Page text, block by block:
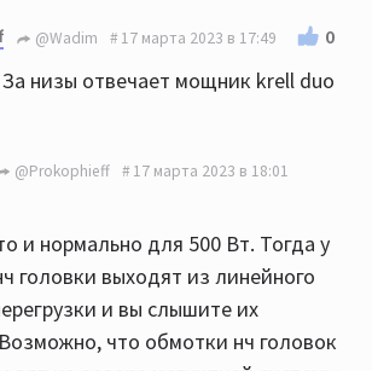
@Wadim 17 марта 2023 в 17:49 0
низы отвечает мощник krell duo
@Prokophieff 17 марта 2023 в 18:01
и нормально для 500 Вт. Тогда у
головки выходят из линейного
и вы слышите их
что обмотки нч головок